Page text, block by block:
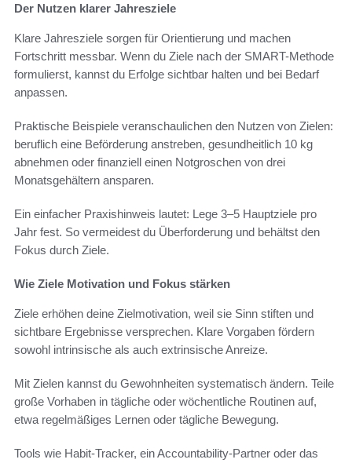
Der Nutzen klarer Jahresziele
Klare Jahresziele sorgen für Orientierung und machen
Fortschritt messbar. Wenn du Ziele nach der SMART-Methode
formulierst, kannst du Erfolge sichtbar halten und bei Bedarf
anpassen.
Praktische Beispiele veranschaulichen den Nutzen von Zielen:
beruflich eine Beförderung anstreben, gesundheitlich 10 kg
abnehmen oder finanziell einen Notgroschen von drei
Monatsgehältern ansparen.
Ein einfacher Praxishinweis lautet: Lege 3–5 Hauptziele pro
Jahr fest. So vermeidest du Überforderung und behältst den
Fokus durch Ziele.
Wie Ziele Motivation und Fokus stärken
Ziele erhöhen deine Zielmotivation, weil sie Sinn stiften und
sichtbare Ergebnisse versprechen. Klare Vorgaben fördern
sowohl intrinsische als auch extrinsische Anreize.
Mit Zielen kannst du Gewohnheiten systematisch ändern. Teile
große Vorhaben in tägliche oder wöchentliche Routinen auf,
etwa regelmäßiges Lernen oder tägliche Bewegung.
Tools wie Habit-Tracker, ein Accountability-Partner oder das